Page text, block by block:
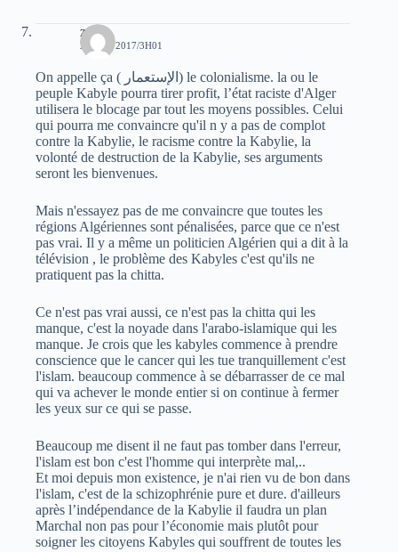
zwen
24 MAI 2017/3H01
On appelle ça ( الإستعمار) le colonialisme. la ou le
peuple Kabyle pourra tirer profit, l’état raciste d'Alger
utilisera le blocage par tout les moyens possibles. Celui
qui pourra me convaincre qu'il n y a pas de complot
contre la Kabylie, le racisme contre la Kabylie, la
volonté de destruction de la Kabylie, ses arguments
seront les bienvenues.
Mais n'essayez pas de me convaincre que toutes les
régions Algériennes sont pénalisées, parce que ce n'est
pas vrai. Il y a même un politicien Algérien qui a dit à la
télévision , le problème des Kabyles c'est qu'ils ne
pratiquent pas la chitta.
Ce n'est pas vrai aussi, ce n'est pas la chitta qui les
manque, c'est la noyade dans l'arabo-islamique qui les
manque. Je crois que les kabyles commence à prendre
conscience que le cancer qui les tue tranquillement c'est
l'islam. beaucoup commence à se débarrasser de ce mal
qui va achever le monde entier si on continue à fermer
les yeux sur ce qui se passe.
Beaucoup me disent il ne faut pas tomber dans l'erreur,
l'islam est bon c'est l'homme qui interprète mal,..
Et moi depuis mon existence, je n'ai rien vu de bon dans
l'islam, c'est de la schizophrénie pure et dure. d'ailleurs
après l’indépendance de la Kabylie il faudra un plan
Marchal non pas pour l’économie mais plutôt pour
soigner les citoyens Kabyles qui souffrent de toutes les